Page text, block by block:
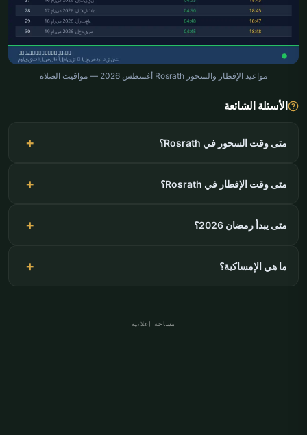
مواعيد الإفطار والسحور Rosrath أغسطس 2026 — مواقيت الصلاة
الأسئلة الشائعة
متى وقت السحور في Rosrath؟
متى وقت الإفطار في Rosrath؟
متى يبدأ رمضان 2026؟
ما هي الإمساكية؟
مساحة إعلانية